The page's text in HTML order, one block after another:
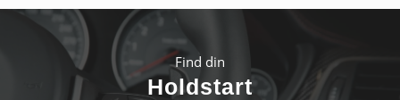
Find din
Holdstart